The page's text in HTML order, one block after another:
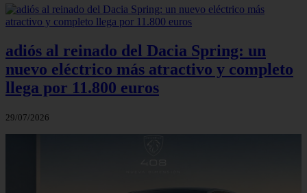
adiós al reinado del Dacia Spring: un
nuevo eléctrico más atractivo y completo
llega por 11.800 euros
29/07/2026